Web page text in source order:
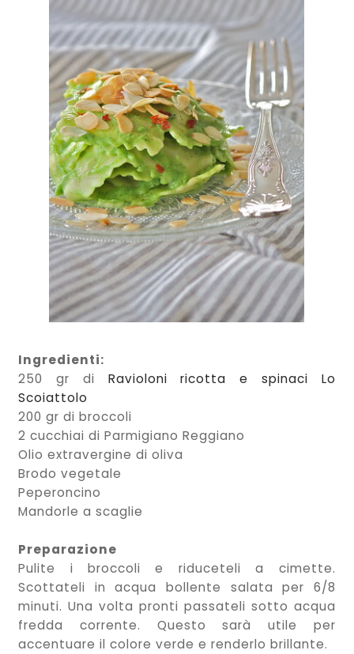
Ingredienti:
250 gr di Ravioloni ricotta e spinaci Lo
Scoiattolo
200 gr di broccoli
2 cucchiai di Parmigiano Reggiano
Olio extravergine di oliva
Brodo vegetale
Peperoncino
Mandorle a scaglie
Preparazione
Pulite i broccoli e riduceteli a cimette.
Scottateli in acqua bollente salata per 6/8
minuti. Una volta pronti passateli sotto acqua
fredda corrente. Questo sarà utile per
accentuare il colore verde e renderlo brillante.